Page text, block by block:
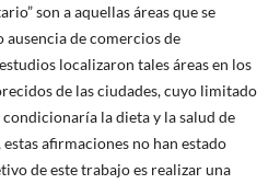
son a aquellas áreas que se
ausencia de comercios de
localizaron tales áreas en los
de las ciudades, cuyo limitado
la dieta y la salud de
afirmaciones no han estado
de este trabajo es realizar una